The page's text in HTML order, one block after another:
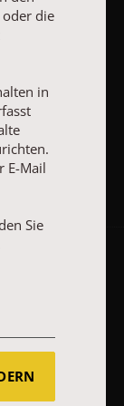
ANMELDEN
die
in
E-Mail
Sie